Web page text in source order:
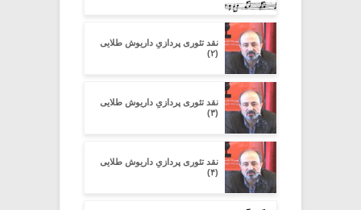
نقد تئوری پردازیِ داریوش طلایی
(۲)
نقد تئوری پردازیِ داریوش طلایی
(۳)
نقد تئوری پردازیِ داریوش طلایی
(۴)